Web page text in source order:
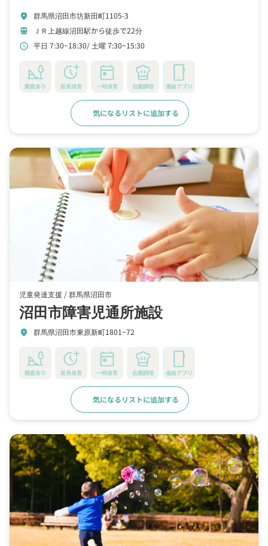
location_on 群馬県沼田市坊新田町1105-3
train ＪＲ上越線沼田駅から徒歩で22分
schedule 平日 7:30~18:30 土曜 7:30~15:30
園庭あり 延長保育 一時保育 自園調理 連絡アプリ
気になるリストに追加する
児童発達支援 /群馬県沼田市
沼田市障害児通所施設
location_on 群馬県沼田市東原新町1801−72
園庭あり 延長保育 一時保育 自園調理 連絡アプリ
気になるリストに追加する